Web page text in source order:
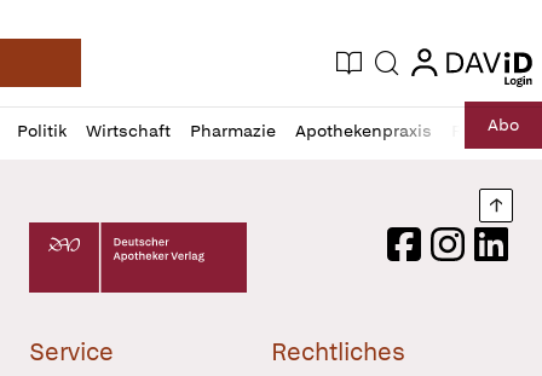
Deutsche Apotheker Zeitung
Aktuelle Ausgabe
Suche login
login
Politik Wirtschaft Pharmazie Apothekenpraxis RechtAbo
Profil
öffnen
Daz
Pur
Deutscher Apotheker Verlag Logo
FacebookInstagram
Service Rechtliches